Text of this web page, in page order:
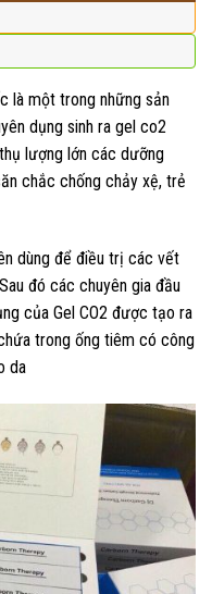
là một trong những sản
dụng sinh ra gel co2
lượng lớn các dưỡng
chắc chống chảy xệ, trẻ
dùng để điều trị các vết
đó các chuyên gia đầu
của Gel CO2 được tạo ra
trong ống tiêm có công
da